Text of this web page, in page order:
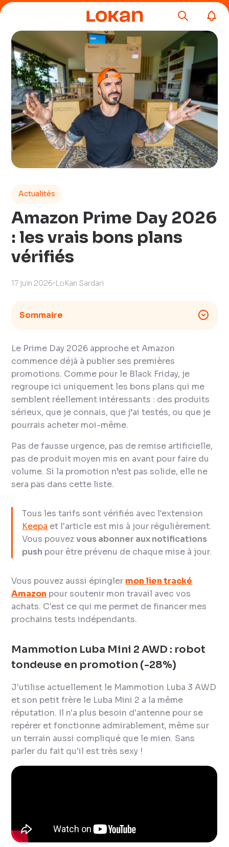
Actualités
Amazon Prime Day 2026
: les vrais bons plans
vérifiés
17 juin 2026 LoKan Sardari
Sommaire
Le Prime Day 2026 approche et Amazon
commence déjà à publier ses premières
promotions. Comme pour le Black Friday, je
regroupe ici uniquement les bons plans qui me
semblent réellement intéressants : des produits
sérieux, que je connais, que j’ai testés, ou que je
pourrais acheter moi-même.
Pas de fausse urgence, pas de remise artificielle,
pas de produit moyen mis en avant pour faire du
volume. Si la promotion n’est pas solide, elle ne
sera pas dans cette liste.
Tous les tarifs sont vérifiés avec l'extension
Keepa et l'article est mis à jour régulièrement.
Vous pouvezvous abonner aux notifications
push pour être prévenu de chaque mise à jour.
Vous pouvez aussi épingler mon lien tracké
Amazon pour soutenir mon travail avec vos
achats. C'est ce qui me permet de financer mes
prochains tests indépendants.
Mammotion Luba Mini 2 AWD : robot
tondeuse en promotion (-28%)
J'utilise actuellement le Mammotion Luba 3 AWD
et son petit frère le Luba Mini 2 a la même
réputation. Il n'a plus besoin d'antenne pour se
repérer et fonctionne admirablement, même sur
un terrain aussi compliqué que le mien. Sans
parler du fait qu'il est très sexy !